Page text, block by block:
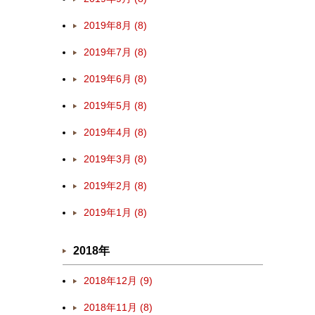
2019年8月 (8)
2019年7月 (8)
2019年6月 (8)
2019年5月 (8)
2019年4月 (8)
2019年3月 (8)
2019年2月 (8)
2019年1月 (8)
2018年
2018年12月 (9)
2018年11月 (8)